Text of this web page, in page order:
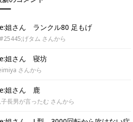
姐さん ランクル80 足もげ
げタム さんから
姐さん 寝坊
さんから
姐さん 鹿
長男が言ったむ さんから